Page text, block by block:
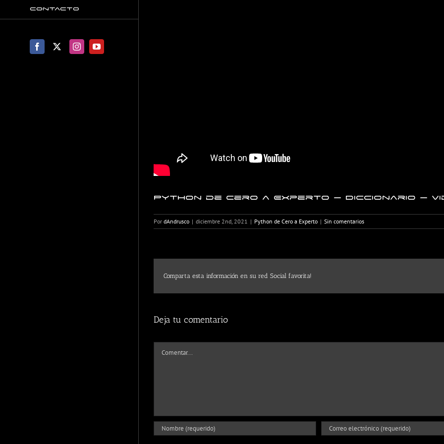
Contacto
Facebook
X InstagramYouTube
Python de Cero a Experto – Diccionario –
Por dAndrusco | diciembre 2nd, 2021 | Python de Cero a Experto | Sin comentarios
Comparta esta información en su red Social favorita!
Deja tu comentario